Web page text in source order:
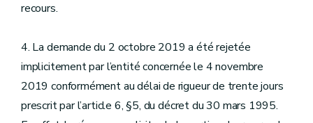
recours.
4. La demande du 2 octobre 2019 a été rejetée
implicitement par l’entité concernée le 4 novembre
2019 conformément au délai de rigueur de trente jours
prescrit par l’article 6, §5, du décret du 30 mars 1995.